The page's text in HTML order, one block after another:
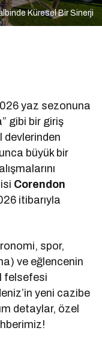
Küresel Bir Sinerji
yaz sezonuna
gibi bir giriş
devlerinden
büyük bir
Corendon
itibarıyla
spor,
ve eğlencenin
felsefesi
yeni cazibe
detaylar, özel